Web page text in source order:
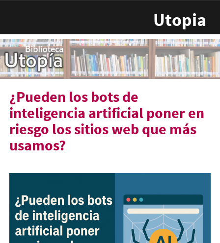
Utopia
¿Pueden los bots de
inteligencia artificial poner en
riesgo los sitios web que más
usamos?